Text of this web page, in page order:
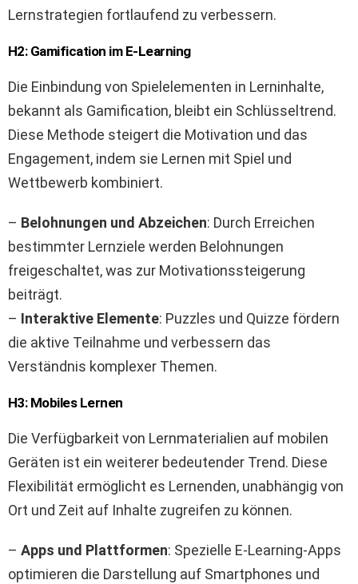
Lernstrategien fortlaufend zu verbessern.
H2: Gamification im E-Learning
Die Einbindung von Spielelementen in Lerninhalte,
bekannt als Gamification, bleibt ein Schlüsseltrend.
Diese Methode steigert die Motivation und das
Engagement, indem sie Lernen mit Spiel und
Wettbewerb kombiniert.
– Belohnungen und Abzeichen: Durch Erreichen
bestimmter Lernziele werden Belohnungen
freigeschaltet, was zur Motivationssteigerung
beiträgt.
– Interaktive Elemente: Puzzles und Quizze fördern
die aktive Teilnahme und verbessern das
Verständnis komplexer Themen.
H3: Mobiles Lernen
Die Verfügbarkeit von Lernmaterialien auf mobilen
Geräten ist ein weiterer bedeutender Trend. Diese
Flexibilität ermöglicht es Lernenden, unabhängig von
Ort und Zeit auf Inhalte zugreifen zu können.
– Apps und Plattformen: Spezielle E-Learning-Apps
optimieren die Darstellung auf Smartphones und